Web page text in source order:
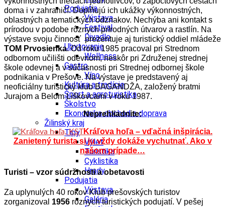
Podujatia
Výstava
Festival
Divadlo
Ubytovanie
Wellness
Gastro
Víno
Kultúra a tradície
Šport a agroturistika
Školstvo
Ekonomika obchod a doprava
Žilinský kraj
Tipy
Výlet
Turistika
Cyklistika
Hrady
Podujatia
Výstava
Galéria
doma i v zahraničí. Doplňujú ich ukážky výkonnostných,
oblastných a tematických odznakov. Nechýba ani kontakt s
prírodou v podobe rôznych prírodných útvarov a rastlín. Na
výstave svoju činnosť prezentuje aj turistický oddiel mládeže
TOM Prvosienka. Od roku 1985 pracoval pri Strednom
odbornom učilišti odevnom, neskôr pri Združenej strednej
škole odevnej a v súčasnosti pri Strednej odbornej škole
podnikania v Prešove. Na výstave je predstavený aj
neoficiálny turistický klub BAGANDŽA, založený bratmi
Jurajom a Belom Liškovcami v roku 1987.
Neprehliadnite:
Kráľova hoľa – vďačná inšpirácia.
Zanietený turista si ju vždy dokáže vychutnať. Ako v
našom prípade…
Turisti – vzor súdržnosti a obetavosti
Za uplynulých 40 rokov Klub prešovských turistov
zorganizoval 1956 rôznych turistických podujatí. V pešej